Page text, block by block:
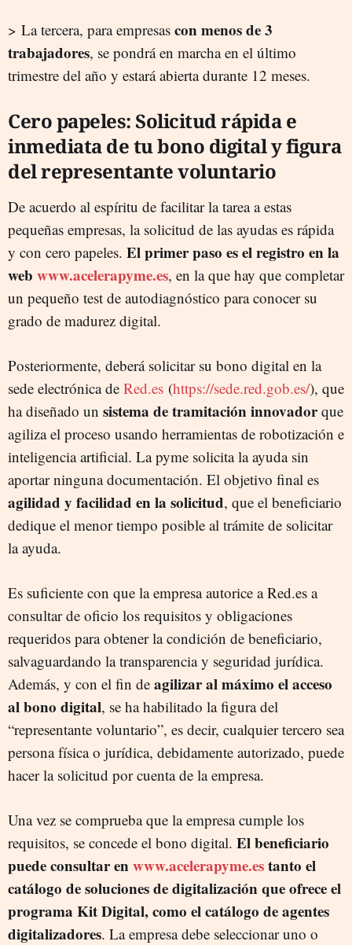
> La tercera, para empresas con menos de 3
trabajadores, se pondrá en marcha en el último
trimestre del año y estará abierta durante 12 meses.
Cero papeles: Solicitud rápida e
inmediata de tu bono digital y figura
del representante voluntario
De acuerdo al espíritu de facilitar la tarea a estas
pequeñas empresas, la solicitud de las ayudas es rápida
y con cero papeles. El primer paso es el registro en la
web www.acelerapyme.es, en la que hay que completar
un pequeño test de autodiagnóstico para conocer su
grado de madurez digital.
Posteriormente, deberá solicitar su bono digital en la
sede electrónica de Red.es (https://sede.red.gob.es/), que
ha diseñado un sistema de tramitación innovadorque
agiliza el proceso usando herramientas de robotización e
inteligencia artificial. La pyme solicita la ayuda sin
aportar ninguna documentación. El objetivo final es
agilidad y facilidad en la solicitud, que el beneficiario
dedique el menor tiempo posible al trámite de solicitar
la ayuda.
Es suficiente con que la empresa autorice a Red.es a
consultar de oficio los requisitos y obligaciones
requeridos para obtener la condición de beneficiario,
salvaguardando la transparencia y seguridad jurídica.
Además, y con el fin de agilizar al máximo el acceso
al bono digital, se ha habilitado la figura del
“representante voluntario”, es decir, cualquier tercero sea
persona física o jurídica, debidamente autorizado, puede
hacer la solicitud por cuenta de la empresa.
Una vez se comprueba que la empresa cumple los
requisitos, se concede el bono digital. El beneficiario
puede consultar enwww.acelerapyme.estanto el
catálogo de soluciones de digitalización que ofrece el
programa Kit Digital, como el catálogo de agentes
digitalizadores. La empresa debe seleccionar uno o